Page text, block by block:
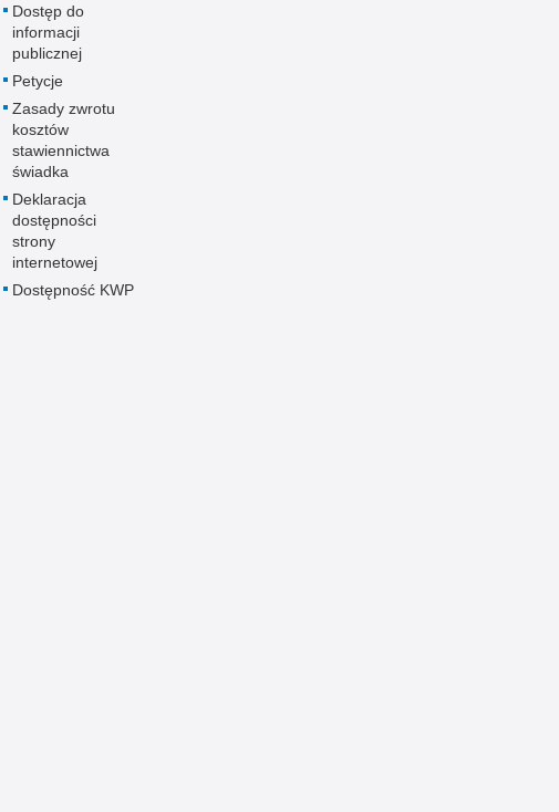
Dostęp do
informacji
publicznej
Petycje
Zasady zwrotu
kosztów
stawiennictwa
świadka
Deklaracja
dostępności
strony
internetowej
Dostępność KWP